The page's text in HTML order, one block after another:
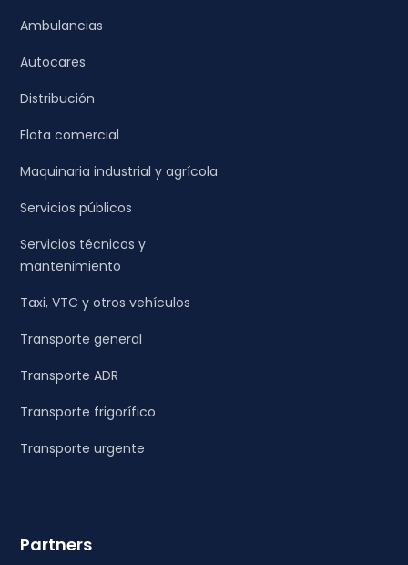
Ambulancias
Autocares
Distribución
Flota comercial
Maquinaria industrial y agrícola
Servicios públicos
Servicios técnicos y
mantenimiento
Taxi, VTC y otros vehículos
Transporte general
Transporte ADR
Transporte frigorífico
Transporte urgente
Partners